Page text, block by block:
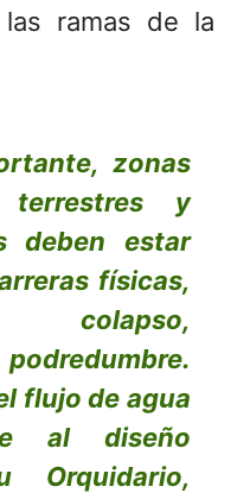
ramas de la
zonas
terrestres y
deben estar
físicas,
colapso,
flujo de agua
al diseño